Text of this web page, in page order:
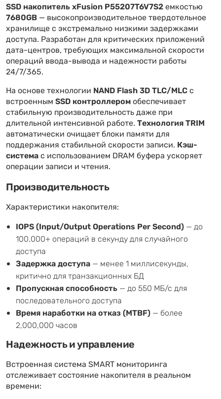
SSD накопитель xFusion P55207T6V7S2емкостью
7680GB — высокопроизводительное твердотельное
хранилище с экстремально низкими задержками
доступа. Разработан для критических приложений
дата-центров, требующих максимальной скорости
операций ввода-вывода и надежности работы
24/7/365.
На основе технологии NAND Flash 3D TLC/MLCс
встроенным SSD контроллеромобеспечивает
стабильную производительность даже при
длительной интенсивной работе. Технология TRIM
автоматически очищает блоки памяти для
поддержания стабильной скорости записи. Кэш-
системас использованием DRAM буфера ускоряет
операции записи и чтения.
Производительность
Характеристики накопителя:
IOPS (Input/Output Operations Per Second) — до
100,000+ операций в секунду для случайного
доступа
Задержка доступа — менее 1 миллисекунды,
критично для транзакционных БД
Пропускная способность — до 550 МБ/с для
последовательного доступа
Время наработки на отказ (MTBF) — более
2,000,000 часов
Надежность и управление
Встроенная система SMART мониторинга
отслеживает состояние накопителя в реальном
времени: